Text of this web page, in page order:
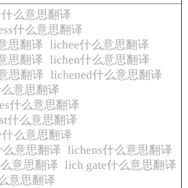
么意思翻译
什么意思翻译
思翻译 lichee什么意思翻译
思翻译 lichen什么意思翻译
思翻译 lichened什么意思翻译
意思翻译
什么意思翻译
什么意思翻译
么意思翻译
么意思翻译 lichens什么意思翻译
意思翻译 lich gate什么意思翻译
意思翻译